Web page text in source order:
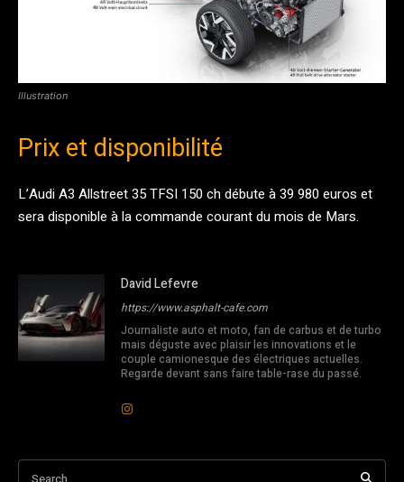
Illustration
Prix et disponibilité
L’Audi A3 Allstreet 35 TFSI 150 ch débute à 39 980 euros et
sera disponible à la commande courant du mois de Mars.
David Lefevre
https://www.asphalt-cafe.com
Journaliste auto et moto, fan de carbus et de turbo
mais déguste avec plaisir les innovations et le
couple camionesque des électriques actuelles.
Regarde devant sans faire table-rase du passé.
Search